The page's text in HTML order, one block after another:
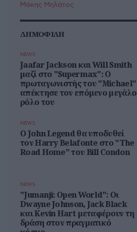
Μάκης Μηλάτος
ΔΗΜΟΦΙΛΗ
NEWS
Jaafar Jackson και Will Smith
μαζί στο "Supermax": Ο
πρωταγωνιστής του "Michael"
απέκτησε τον επόμενο μεγάλο
ρόλο του
NEWS
Ο John Legend θα υποδυθεί
τον Harry Belafonte στο "The
Road Home" του Bill Condon
NEWS
"Jumanji: Open World": Οι
Dwayne Johnson, Jack Black
και Kevin Hart μεταφέρουν τη
δράση στον πραγματικό